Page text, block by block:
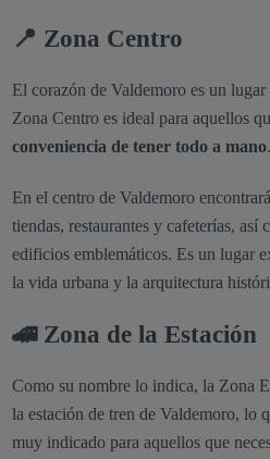
📍 Zona Centro
El corazón de Valdemoro es un
Zona Centro es ideal para aquellos
conveniencia de tener todo a mano.
En el centro de Valdemoro
tiendas, restaurantes y cafeterías,
edificios emblemáticos. Es un lugar
la vida urbana y la arquitectura
🚄 Zona de la Estación
Como su nombre lo indica, la Zona
la estación de tren de Valdemoro, lo
muy indicado para aquellos que